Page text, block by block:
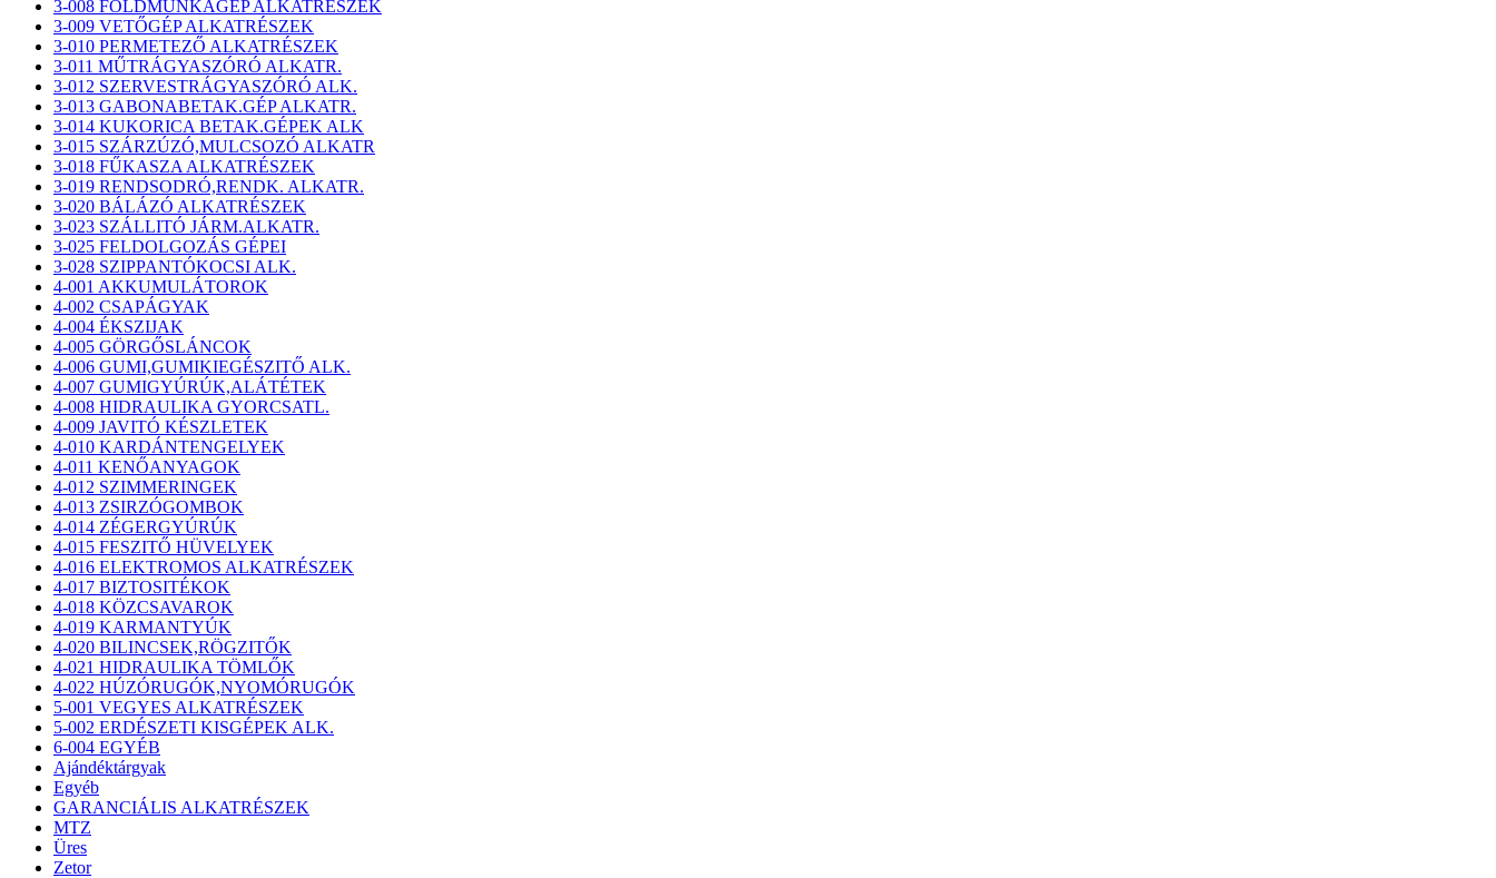
3-008 FÖLDMUNKAGÉP ALKATRÉSZEK
3-009 VETŐGÉP ALKATRÉSZEK
3-010 PERMETEZŐ ALKATRÉSZEK
3-011 MŰTRÁGYASZÓRÓ ALKATR.
3-012 SZERVESTRÁGYASZÓRÓ ALK.
3-013 GABONABETAK.GÉP ALKATR.
3-014 KUKORICA BETAK.GÉPEK ALK
3-015 SZÁRZÚZÓ,MULCSOZÓ ALKATR
3-018 FŰKASZA ALKATRÉSZEK
3-019 RENDSODRÓ,RENDK. ALKATR.
3-020 BÁLÁZÓ ALKATRÉSZEK
3-023 SZÁLLITÓ JÁRM.ALKATR.
3-025 FELDOLGOZÁS GÉPEI
3-028 SZIPPANTÓKOCSI ALK.
4-001 AKKUMULÁTOROK
4-002 CSAPÁGYAK
4-004 ÉKSZIJAK
4-005 GÖRGŐSLÁNCOK
4-006 GUMI,GUMIKIEGÉSZITŐ ALK.
4-007 GUMIGYÚRÚK,ALÁTÉTEK
4-008 HIDRAULIKA GYORCSATL.
4-009 JAVITÓ KÉSZLETEK
4-010 KARDÁNTENGELYEK
4-011 KENŐANYAGOK
4-012 SZIMMERINGEK
4-013 ZSIRZÓGOMBOK
4-014 ZÉGERGYÚRÚK
4-015 FESZITŐ HÜVELYEK
4-016 ELEKTROMOS ALKATRÉSZEK
4-017 BIZTOSITÉKOK
4-018 KÖZCSAVAROK
4-019 KARMANTYÚK
4-020 BILINCSEK,RÖGZITŐK
4-021 HIDRAULIKA TÖMLŐK
4-022 HÚZÓRUGÓK,NYOMÓRUGÓK
5-001 VEGYES ALKATRÉSZEK
5-002 ERDÉSZETI KISGÉPEK ALK.
6-004 EGYÉB
Ajándéktárgyak
Egyéb
GARANCIÁLIS ALKATRÉSZEK
MTZ
Üres
Zetor